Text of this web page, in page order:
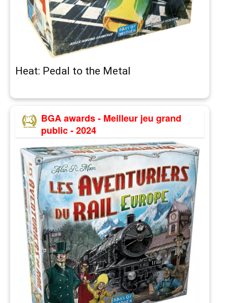
Heat: Pedal to the Metal
BGA awards - Meilleur jeu grand
public - 2024